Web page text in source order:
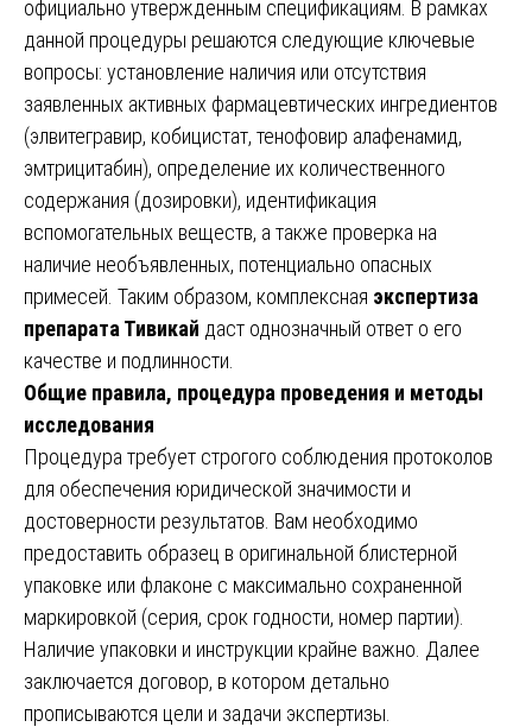
официально утвержденным спецификациям. В рамках
данной процедуры решаются следующие ключевые
вопросы: установление наличия или отсутствия
заявленных активных фармацевтических ингредиентов
(элвитегравир, кобицистат, тенофовир алафенамид,
эмтрицитабин), определение их количественного
содержания (дозировки), идентификация
вспомогательных веществ, а также проверка на
наличие необъявленных, потенциально опасных
примесей. Таким образом, комплексная экспертиза
препарата Тивикай даст однозначный ответ о его
качестве и подлинности.
Общие правила, процедура проведения и методы
исследования
Процедура требует строгого соблюдения протоколов
для обеспечения юридической значимости и
достоверности результатов. Вам необходимо
предоставить образец в оригинальной блистерной
упаковке или флаконе с максимально сохраненной
маркировкой (серия, срок годности, номер партии).
Наличие упаковки и инструкции крайне важно. Далее
заключается договор, в котором детально
прописываются цели и задачи экспертизы.